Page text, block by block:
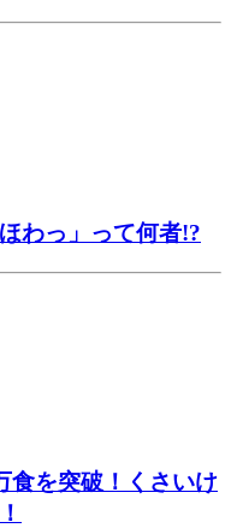
わっ」って何者!?
食を突破！くさいけ